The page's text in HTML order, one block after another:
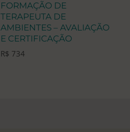
FORMAÇÃO DE
TERAPEUTA DE
AMBIENTES – AVALIAÇÃO
E CERTIFICAÇÃO
R$ 734